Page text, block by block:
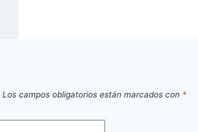
Los campos obligatorios están marcados con *